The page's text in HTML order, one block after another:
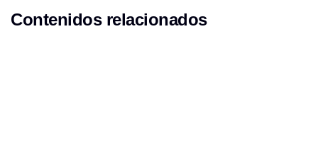
itContenidos relacionados